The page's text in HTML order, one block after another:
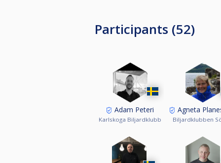
Participants (52)
Adam Peteri
Karlskoga Biljardklubb
Agneta
Biljardklubben